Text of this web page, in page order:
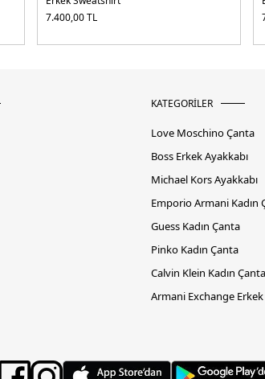
7.400,00TL
KATEGORİLER
Love Moschino Çanta
Boss Erkek Ayakkabı
Michael Kors Ayakkabı
Emporio Armani Kadın
Guess Kadın Çanta
Pinko Kadın Çanta
Calvin Klein Kadın Çanta
Armani Exchange